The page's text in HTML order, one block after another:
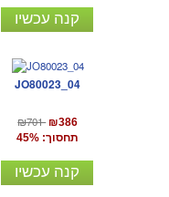
קנה עכשיו
JO80023_04
₪701 ₪386
תחסוך: 45%
קנה עכשיו